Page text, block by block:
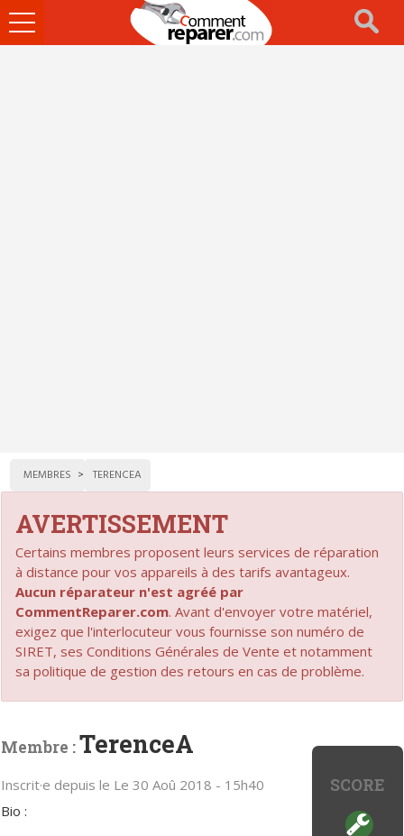
Ouvrir
le
MEMBRES TERENCEA
AVERTISSEMENT
Certains membres proposent leurs services de réparation
à distance pour vos appareils à des tarifs avantageux.
Aucun réparateur n'est agréé par
CommentReparer.com. Avant d'envoyer votre matériel,
exigez que l'interlocuteur vous fournisse son numéro de
SIRET, ses Conditions Générales de Vente et notamment
sa politique de gestion des retours en cas de problème.
SCORE
Membre :TerenceA
Inscrit·e depuis le Le 30 Aoû 2018 - 15h40
Bio :